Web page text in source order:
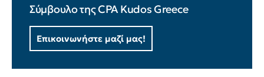
Σύμβουλο της CPA Kudos Greece
Επικοινωνήστε μαζί μας!